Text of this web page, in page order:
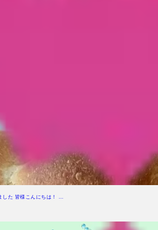
した 皆様こんにちは！ …